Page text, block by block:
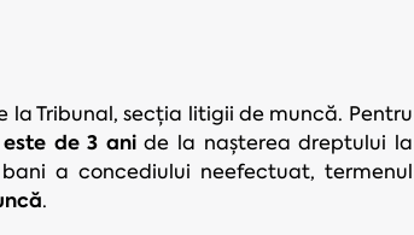
Tribunal, secția litigii de muncă. Pentru
de 3 anide la nașterea dreptului la
a concediului neefectuat, termenul
.